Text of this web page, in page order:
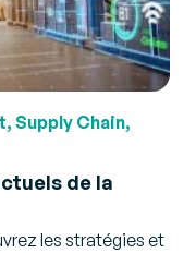
Supply Chain,
de la
les stratégies et